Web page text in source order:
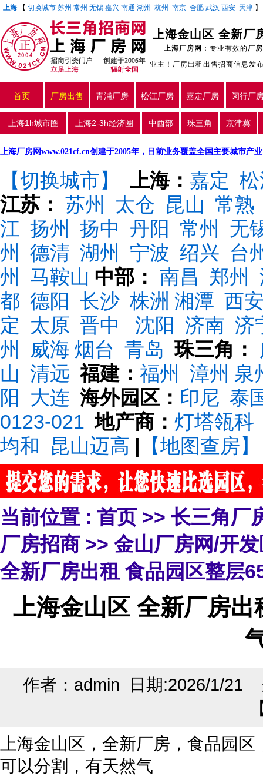
上海 【 切换城市 苏州 常州 无锡 嘉兴 南通 湖州 杭州 南京 合肥 武汉 西安 天津 】
上海金山区 全新厂
上海厂房网 ：专业有效的厂
业主！厂房出租出售招商信息发
首页 厂房出售 青浦厂房 松江厂房 嘉定厂房 闵行厂
上海1h城市圈 上海2-3h经济圈 中西部 珠三角 京津冀
上海厂房网www.021cf.cn创建于2005年，目前业务覆盖全国主要城市产
【切换城市】 上海： 嘉定
江苏： 苏州 太仓 昆山 常熟
江 扬州 扬中 丹阳 常州
无
州
德清 湖州 宁波 绍兴 台
州
马鞍山 中部： 南昌 郑州
都 德阳 长沙 株洲 湘潭 西
定 太原 晋中 沈阳 济南 济
州
威海 烟台 青岛 珠三角：
山 清远 福建： 福州 漳州 泉
阳
大连 海外园区： 印尼 泰
0123-021 地产商： 灯塔瓴科
均和
昆山迈高 | 【地图查房】
当前位置 : 首页 >> 长三角厂
厂房招商 >> 金山厂房网/开
全新厂房出租 食品园区整层
上海金山区 全新厂房
作者：admin 日期:2026/1/21
上海金山区，全新厂房，食品园
可以分割，有天然气